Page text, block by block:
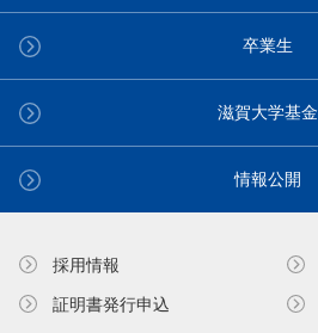
卒業生
滋賀大学基金
情報公開
採用情報
証明書発⾏申込